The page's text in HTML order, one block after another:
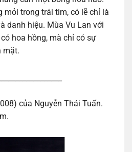
mỏi trong trái tim, có lẽ chỉ là
danh hiệu. Mùa Vu Lan với
hoa hồng, mà chỉ có sự
mặt.
của Nguyễn Thái Tuấn.